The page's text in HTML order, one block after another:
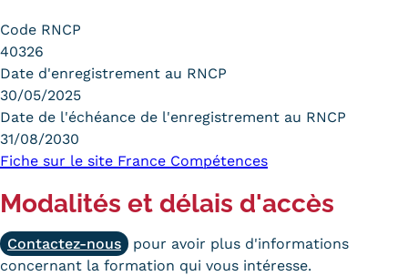
Code RNCP
40326
Date d'enregistrement au RNCP
30/05/2025
Date de l'échéance de l'enregistrement au RNCP
31/08/2030
Fiche sur le site France Compétences
Modalités et délais d'accès
Contactez-nous
pour avoir plus d'informations
concernant la formation qui vous intéresse.